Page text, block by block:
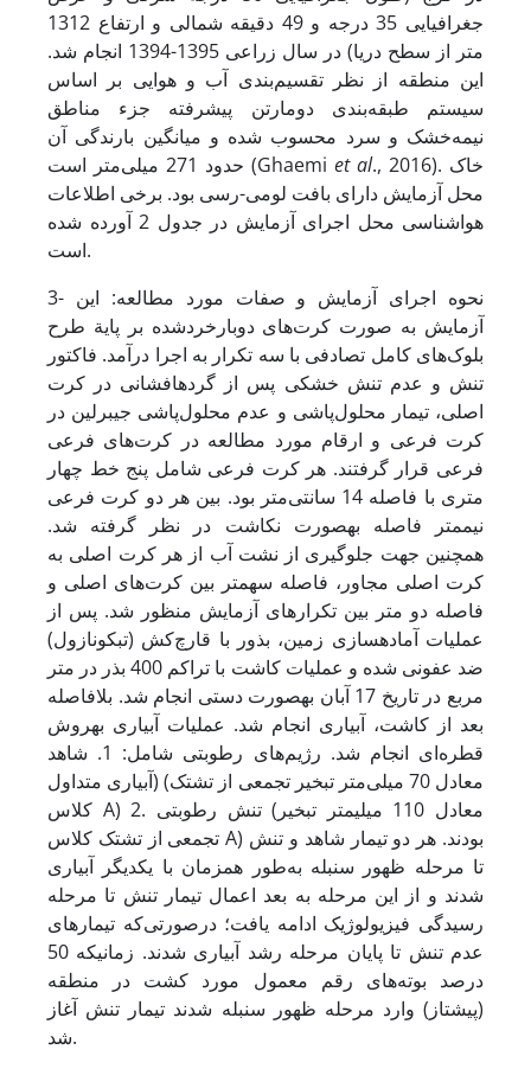
جغرافیایی 35 درجه و 49 دقیقه شمالی و ارتفاع 1312
متر از سطح دریا) در سال‌ زراعی 1395-1394 انجام شد.
این منطقه از نظر تقسیم‌بندی آب و هوایی بر اساس
سیستم طبقه‌بندی دومارتن پیشرفته جزء مناطق
نیمه‌خشک و سرد محسوب شده و میانگین بارندگی آن
حدود 271 میلی‌متر است (Ghaemi et al., 2016). خاک
محل آزمایش دارای بافت لومی-رسی بود. برخی اطلاعات
هواشناسی محل اجرای آزمایش در جدول 2 آورده شده
است.
3- نحوه اجرای آزمایش و صفات مورد مطالعه: این
آزمایش به صورت کرت‌های دوبارخردشده بر پایة طرح
بلوک‌های کامل تصادفی با سه تکرار به اجرا درآمد. فاکتور
تنش و عدم تنش خشکی پس از گردهافشانی در کرت
اصلی، تیمار محلول‌پاشی و عدم محلول‌پاشی جیبرلین در
کرت فرعی و ارقام مورد مطالعه در کرت‌های فرعی
فرعی قرار گرفتند. هر کرت فرعی شامل پنج خط چهار
متری با فاصله 14 سانتی‌متر بود. بین هر دو کرت فرعی
نیممتر فاصله بهصورت نکاشت در نظر گرفته شد.
همچنین جهت جلوگیری از نشت آب از هر کرت اصلی به
کرت اصلی مجاور، فاصله سهمتر بین کرت‌های اصلی و
فاصله دو متر بین تکرارهای آزمایش منظور شد. پس از
عملیات آمادهسازی زمین، بذور با قارچ‌کش (تبکونازول)
ضد عفونی شده و عملیات کاشت با تراکم 400 بذر در متر
مربع در تاریخ 17 آبان به
صورت دستی انجام شد. بلافاصله
بعد از کاشت، آبیاری انجام شد. عملیات آبیاری بهروش
قطره‌ای انجام شد. رژیم‌های رطوبتی شامل: 1. شاهد
(آبیاری متداول (معادل 70 میلی‌متر تبخیر تجمعی از تشتک
کلاس A) 2. تنش رطوبتی (معادل 110 میلیمتر تبخیر
تجمعی از تشتک کلاس A) بودند. هر دو تیمار شاهد و تنش
تا مرحله ظهور سنبله به‌طور همزمان با یکدیگر آبیاری
شدند و از این مرحله به بعد اعمال تیمار تنش تا مرحله
رسیدگی فیزیولوژیک ادامه یافت؛ درصورتی‌که تیمارهای
عدم تنش تا پایان مرحله رشد آبیاری شدند. زمانی
که 50
درصد بوته‌های رقم معمول مورد کشت در منطقه
(پیشتاز) وارد مرحله ظهور سنبله شدند تیمار تنش آغاز
شد.